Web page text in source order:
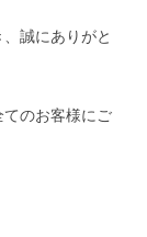
誠にありがと
のお客様にご